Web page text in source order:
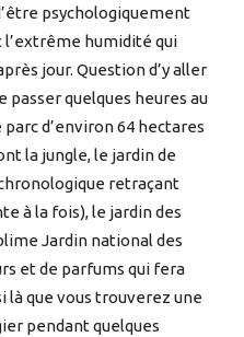
psychologiquement
humidité qui
jour. Question d’y aller
passer quelques heures au
d’environ 64 hectares
la jungle, le jardin de
retraçant
à la fois), le jardin des
Jardin national des
et de parfums qui fera
là que vous trouverez une
pendant quelques